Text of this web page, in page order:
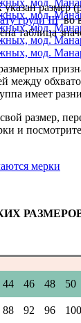
размер
груди IIIво
таблица
между
имеет
размер,
и
мерки
44 46 48 50
88 92 96 100